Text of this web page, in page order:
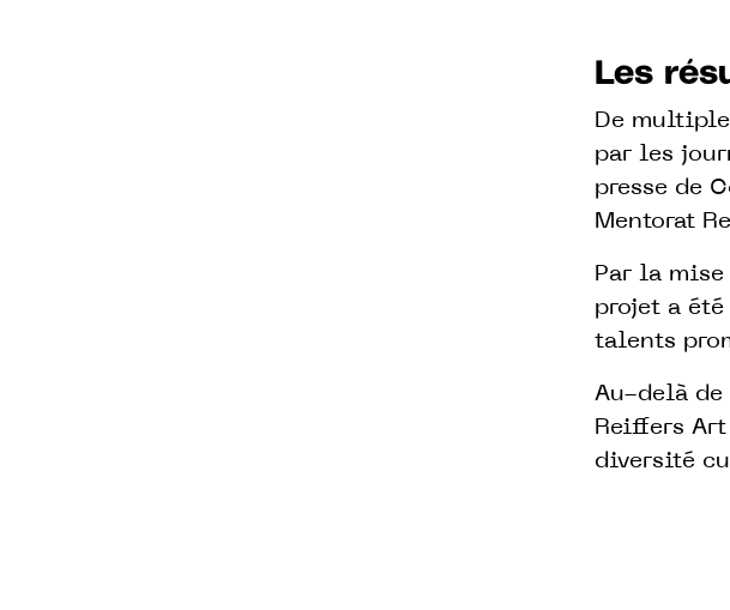
Les
De
par les
presse de
Mentorat
Par la
projet a
talents
Au-delà de
Reiffers
diversité